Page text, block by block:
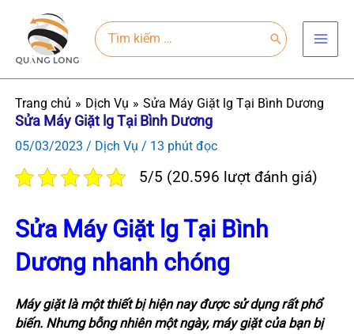
dung
Search
for:
Trang chủ Dịch Vụ Sửa Máy Giặt lg Tại Bình Dương
Sửa Máy Giặt lg Tại Bình Dương
05/03/2023 / Dịch Vụ / 13 phút đọc
5/5 (20.596 lượt đánh giá)
Sửa Máy Giặt lg Tại Bình
Dương nhanh chóng
Máy giặt là một thiết bị hiện nay được sử dụng rất phổ
biến. Nhưng bỗng nhiên một ngày, máy giặt của bạn bị